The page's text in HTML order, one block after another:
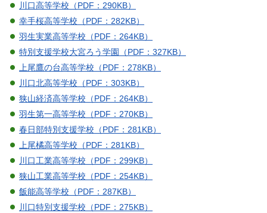
川口高等学校（PDF：290KB）
幸手桜高等学校（PDF：282KB）
羽生実業高等学校（PDF：264KB）
特別支援学校大宮ろう学園（PDF：327KB）
上尾鷹の台高等学校（PDF：278KB）
川口北高等学校（PDF：303KB）
狭山経済高等学校（PDF：264KB）
羽生第一高等学校（PDF：270KB）
春日部特別支援学校（PDF：281KB）
上尾橘高等学校（PDF：281KB）
川口工業高等学校（PDF：299KB）
狭山工業高等学校（PDF：254KB）
飯能高等学校（PDF：287KB）
川口特別支援学校（PDF：275KB）